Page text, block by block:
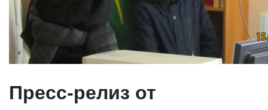
Пресс-релиз от